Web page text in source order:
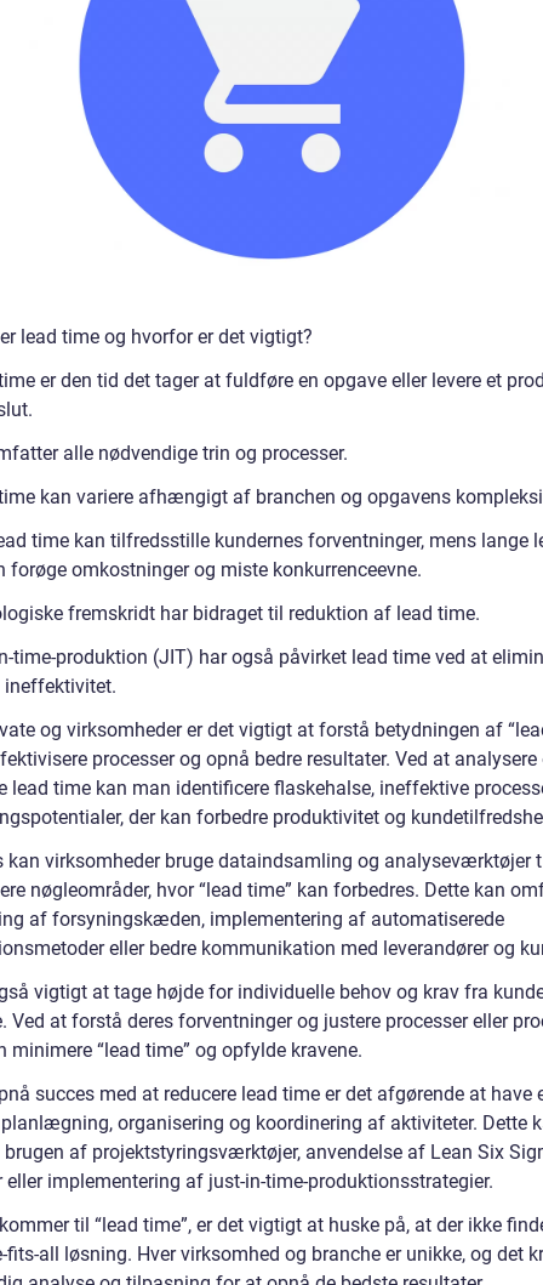
lead time og hvorfor er det vigtigt?
er den tid det tager at fuldføre en opgave eller levere et
alle nødvendige trin og processer.
kan variere afhængigt af branchen og opgavens
time kan tilfredsstille kundernes forventninger, mens lange
forøge omkostninger og miste konkurrenceevne.
fremskridt har bidraget til reduktion af lead time.
time-produktion (JIT) har også påvirket lead time ved at
ineffektivitet.
og virksomheder er det vigtigt at forstå betydningen af
processer og opnå bedre resultater. Ved at analysere
lead time kan man identificere flaskehalse, ineffektive
der kan forbedre produktivitet og
kan virksomheder bruge dataindsamling og analyseværktøjer
nøgleområder, hvor “lead time” kan forbedres. Dette kan
af forsyningskæden, implementering af automatiserede
eller bedre kommunikation med leverandører og
vigtigt at tage højde for individuelle behov og krav fra
Ved at forstå deres forventninger og justere processer eller
minimere “lead time” og opfylde kravene.
succes med at reducere lead time er det afgørende at have
organisering og koordinering af aktiviteter. Dette
af projektstyringsværktøjer, anvendelse af Lean Six
eller implementering af just-in-time-produktionsstrategier.
til “lead time”, er det vigtigt at huske på, at der ikke
fits-all løsning. Hver virksomhed og branche er unikke, og det